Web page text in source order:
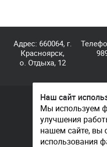
Адрес: 660064, г.
Красноярск,
о. Отдыха, 12
© КГАУ «Центр
Политика
Наш сайт
Мы используем
улучшения
нашем сайте, вы
использования